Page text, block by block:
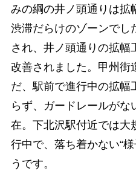
みの綱の井ノ頭通りは拡
渋滞だらけのゾーンでし
され、井ノ頭通りの拡幅
改善されました。甲州街
だ、駅前で進行中の拡幅
らず、ガードレールが
在。下北沢駅付近では大
行中で、落ち着かない“
うです。